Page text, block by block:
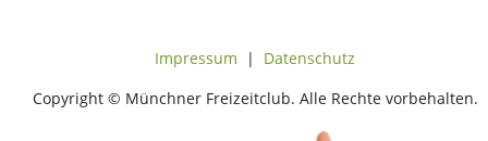
Impressum | Datenschutz
Copyright © Münchner Freizeitclub. Alle Rechte vorbehalten.